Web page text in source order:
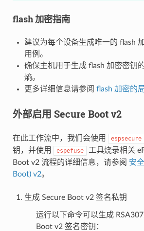
flash 加密指南
建议为每个设备生成唯一的 flash
用例。
确保主机用于生成 flash 加密密钥
熵。
更多详细信息请参阅 flash 加密的
外部启用 Secure Boot v2
在此工作流中，我们会使用 espsecure
钥，并使用
espefuse
工具烧录相关
Boot v2 流程的详细信息，请参阅 安
Boot) v2。
生成 Secure Boot v2 签名私钥
运行以下命令可以生成
Boot v2 签名密钥：